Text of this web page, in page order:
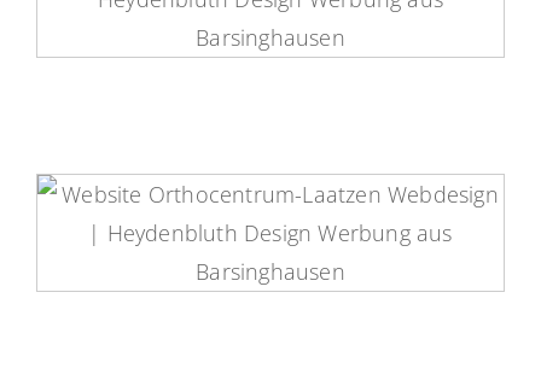
Widdel Holding Website
Orthocentrum-Laatzen Website